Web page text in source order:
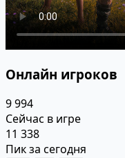
Онлайн игроков
9 994
Сейчас в игре
11 338
Пик за сегодня